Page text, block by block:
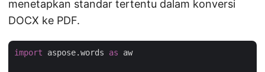
menetapkan standar tertentu dalam konversi
DOCX ke PDF.
import aspose.words as aw